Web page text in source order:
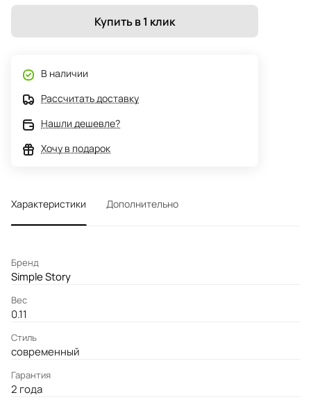
Купить в 1 клик
В наличии
Рассчитать доставку
Нашли дешевле?
Хочу в подарок
Характеристики Дополнительно
Бренд
Simple Story
Вес
0.11
Стиль
современный
Гарантия
2 года